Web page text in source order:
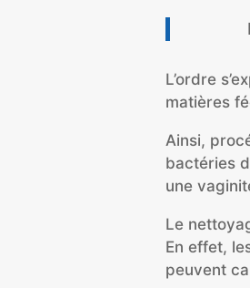
L’ordre
matières
Ainsi,
bactéries
une
Le
En effet,
peuvent